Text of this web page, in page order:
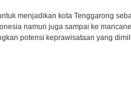
menjadikan kota Tenggarong
namun juga sampai ke
potensi keprawisataan yang